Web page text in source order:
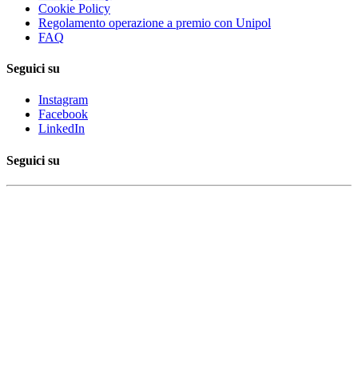
Cookie Policy
Regolamento operazione a premio con Unipol
FAQ
Seguici su
Instagram
Facebook
LinkedIn
Seguici su